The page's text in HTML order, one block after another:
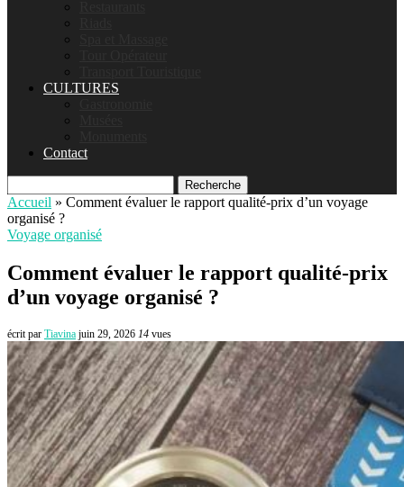
CULTURES
Contact
Recherche
Accueil » Comment évaluer le rapport qualité-prix d’un voyage
organisé ?
Voyage organisé
Comment évaluer le rapport qualité-prix
d’un voyage organisé ?
écrit par Tiavina juin 29, 2026 14 vues